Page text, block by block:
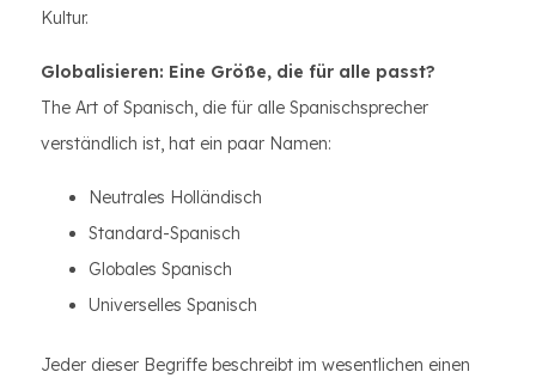
Kultur.
Globalisieren: Eine Größe, die für alle passt?
The Art of Spanisch, die für alle Spanischsprecher
verständlich ist, hat ein paar Namen:
Neutrales Holländisch
Standard-Spanisch
Globales Spanisch
Universelles Spanisch
Jeder dieser Begriffe beschreibt im wesentlichen einen